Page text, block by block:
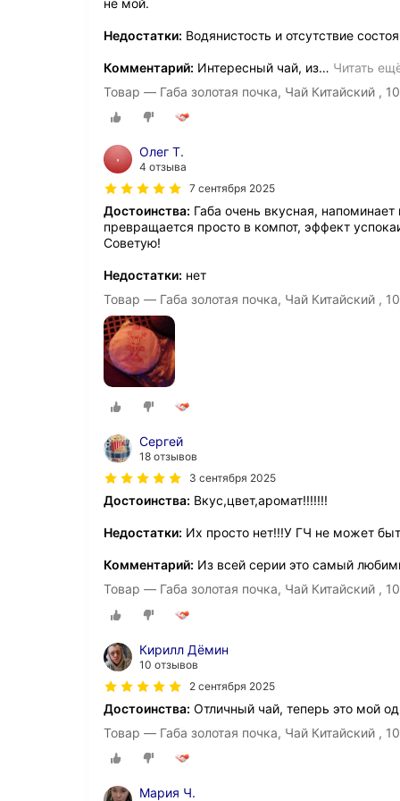
не мой.
Недостатки: Водянистость и отсутствие
Комментарий: Интересный чай, из… Читать
Товар — Габа золотая почка, Чай Китайский ,
Олег Т.
4 отзыва
7 сентября 2025
Достоинства: Габа очень вкусная,
превращается просто в компот, эффект
Советую!
Недостатки: нет
Товар — Габа золотая почка, Чай Китайский ,
Сергей
18 отзывов
3 сентября 2025
Достоинства: Вкус,цвет,аромат!!!!!!!
Недостатки: Их просто нет!!!У ГЧ не может
Комментарий: Из всей серии это самый
Товар — Габа золотая почка, Чай Китайский ,
Кирилл Дёмин
10 отзывов
2 сентября 2025
Достоинства: Отличный чай, теперь это мой
Товар — Габа золотая почка, Чай Китайский ,
Мария Ч.